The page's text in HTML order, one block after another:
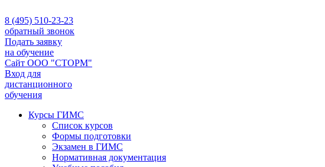
8 (495) 510-23-23
обратный звонок
Подать заявку
на обучение
Сайт ООО "СТОРМ"
Вход для
дистанционного
обучения
Курсы ГИМС
Список курсов
Формы подготовки
Экзамен в ГИМС
Нормативная документация